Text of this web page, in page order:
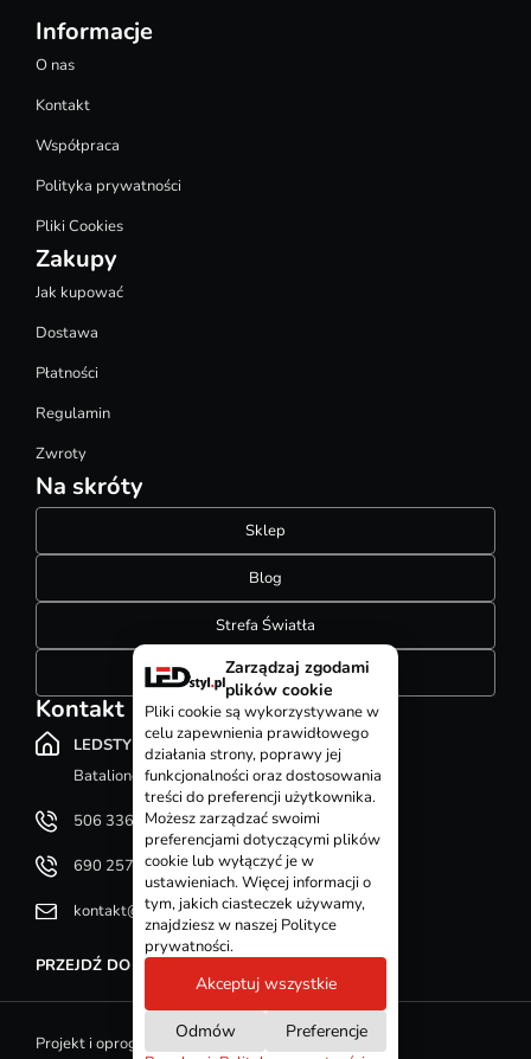
Informacje
O nas
Kontakt
Współpraca
Polityka prywatności
Pliki Cookies
Zakupy
Jak kupować
Dostawa
Płatności
Regulamin
Zwroty
Na skróty
Sklep
Blog
Strefa Światła
Konfigurator szynoprzewodów
Kontakt
LEDSTYL.pl
Batalionów Chłopskich 12, 94-058 Łódź
506 336 320
690 257 092
kontakt@ledstyl.pl
PRZEJDŹ DO DZIAŁU KONTAKT
Projekt i oprogramowanie sklepu - GOshop
Zarządzaj zgodami
plików cookie
Pliki cookie są wykorzystywane w
celu zapewnienia prawidłowego
działania strony, poprawy jej
funkcjonalności oraz dostosowania
treści do preferencji użytkownika.
Możesz zarządzać swoimi
preferencjami dotyczącymi plików
cookie lub wyłączyć je w
ustawieniach. Więcej informacji o
tym, jakich ciasteczek używamy,
znajdziesz w naszej Polityce
prywatności.
Odmów Preferencje
Akceptuj wszystkie